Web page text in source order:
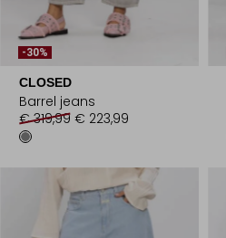
-30%
CLOSED
Barrel jeans
€ 319,99 € 223,99